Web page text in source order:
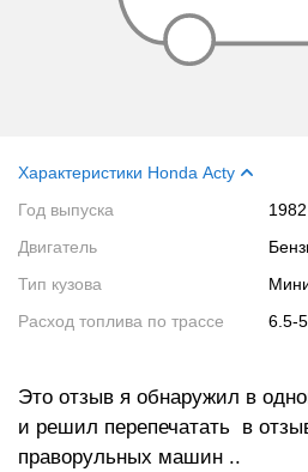
Характеристики Honda Acty
Год выпуска
1982
Двигатель
Тип кузова
Расход топлива по трассе
6.5-
Это отзыв я обнаружил в
и решил перепечатать в
праворульных машин ..